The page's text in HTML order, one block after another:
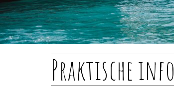
Praktische info